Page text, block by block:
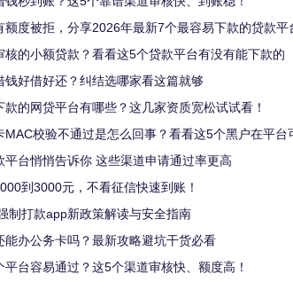
额度被拒，分享2026年最新7个最容易下款的贷款平
核的小额贷款？看看这5个贷款平台有没有能下款的
钱好借好还？纠结选哪家看这篇就够
款的网贷平台有哪些？这几家资质宽松试试看！
MAC校验不通过是怎么回事？看看这5个黑户在平台
平台悄悄告诉你 这些渠道申请通过率更高
到3000元，不看征信快速到账！
制打款app新政策解读与安全指南
能办公务卡吗？最新攻略避坑干货必看
平台容易通过？这5个渠道审核快、额度高！